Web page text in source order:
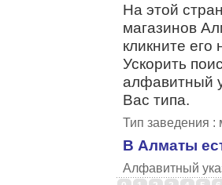
На этой
магазинов
кликните его
Ускорить
алфавитный
Вас типа.
Тип заведения :
В Алматы
Алфавитный